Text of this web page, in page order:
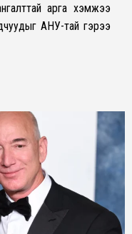
арга хэмжээ
АНУ-тай гэрээ